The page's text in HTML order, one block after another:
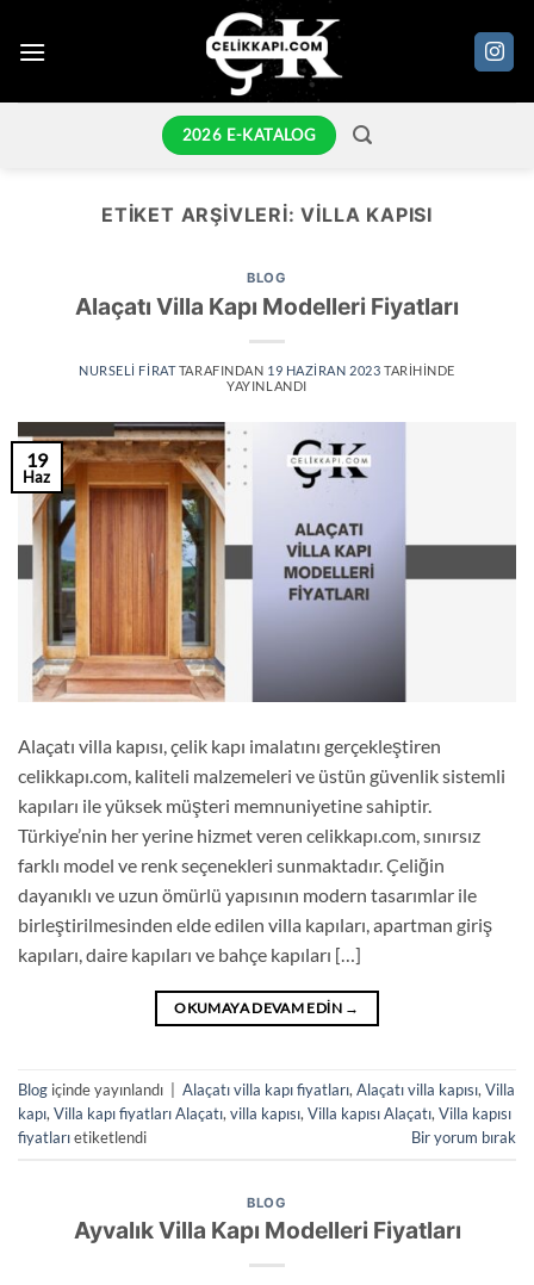
atla
2026 E-KATALOG
ETIKET ARŞIVLERI:VILLA KAPISI
BLOG
Alaçatı Villa Kapı Modelleri Fiyatları
NURSELI FIRATTARAFINDAN 19 HAZIRAN 2023 TARIHINDE
YAYINLANDI
19
Haz
Alaçatı villa kapısı, çelik kapı imalatını gerçekleştiren
celikkapı.com, kaliteli malzemeleri ve üstün güvenlik sistemli
kapıları ile yüksek müşteri memnuniyetine sahiptir.
Türkiye’nin her yerine hizmet veren celikkapı.com, sınırsız
farklı model ve renk seçenekleri sunmaktadır. Çeliğin
dayanıklı ve uzun ömürlü yapısının modern tasarımlar ile
birleştirilmesinden elde edilen villa kapıları, apartman giriş
kapıları, daire kapıları ve bahçe kapıları […]
OKUMAYA DEVAM EDIN →
Blog içinde yayınlandı Alaçatı villa kapı fiyatları,Alaçatı villa kapısı,Villa
kapı,Villa kapı fiyatları Alaçatı,villa kapısı,Villa kapısı Alaçatı,Villa kapısı
fiyatlarıetiketlendi Bir yorum bırak
BLOG
Ayvalık Villa Kapı Modelleri Fiyatları